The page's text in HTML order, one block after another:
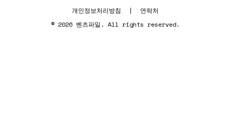
개인정보처리방침 |
연락처
© 2026 벤츠파일. All rights reserved.